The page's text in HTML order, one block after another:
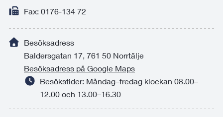
Fax: 0176-134 72
Besöksadress
Baldersgatan 17, 761 50 Norrtälje
Besöksadress på Google Maps
Besökstider: Måndag–fredag klockan 08.00–
12.00 och 13.00–16.30